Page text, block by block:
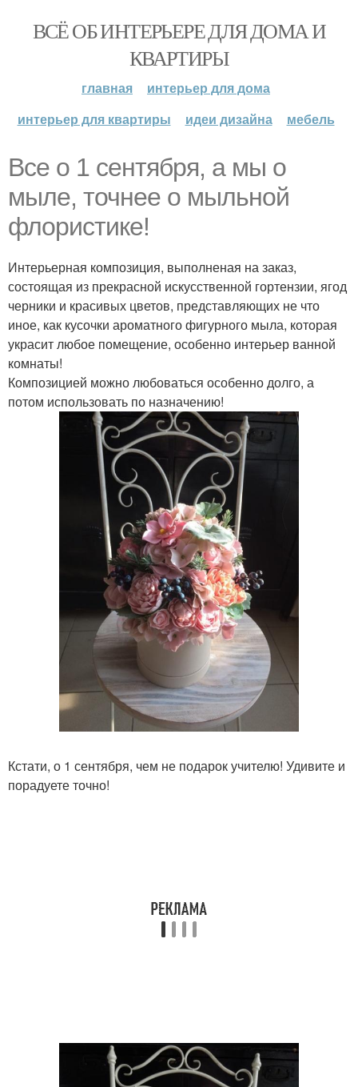
ВСЁ ОБ ИНТЕРЬЕРЕ ДЛЯ ДОМА И
КВАРТИРЫ
главная
интерьер для дома
интерьер для квартиры
идеи дизайна мебель
Все о 1 сентября, а мы о
мыле, точнее о мыльной
флористике!
Интерьерная композиция, выполненая на заказ,
состоящая из прекрасной искусственной гортензии, ягод
черники и красивых цветов, представляющих не что
иное, как кусочки ароматного фигурного мыла, которая
украсит любое помещение, особенно интерьер ванной
комнаты!
Композицией можно любоваться особенно долго, а
потом использовать по назначению!
Кстати, о 1 сентября, чем не подарок учителю! Удивите и
порадуете точно!